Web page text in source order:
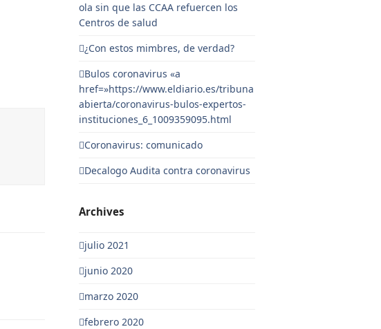
ola sin que las CCAA refuercen los
Centros de salud
¿Con estos mimbres, de verdad?
Bulos coronavirus «a
href=»https://www.eldiario.es/tribuna
abierta/coronavirus-bulos-expertos-
instituciones_6_1009359095.html
Coronavirus: comunicado
Decalogo Audita contra coronavirus
Archives
julio 2021
junio 2020
marzo 2020
febrero 2020